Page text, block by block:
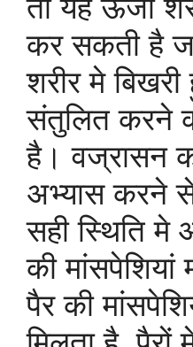
कर सकती है
शरीर मे
संतुलित करने
है। वज्रासन
अभ्यास करने
सही स्थिति
की मांसपेशियां
पैर की